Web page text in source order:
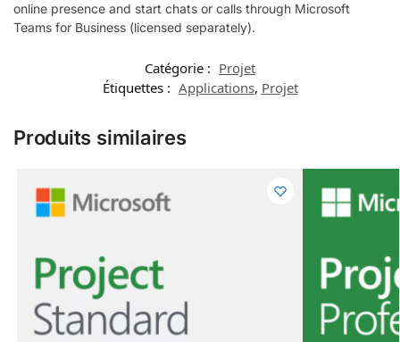
online presence and start chats or calls through Microsoft
Teams for Business (licensed separately).
Catégorie : Projet
Étiquettes : Applications, Projet
Produits similaires